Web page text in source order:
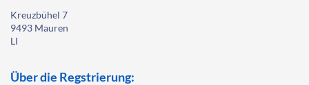
Kreuzbühel 7
9493 Mauren
LI
Über die Regstrierung: